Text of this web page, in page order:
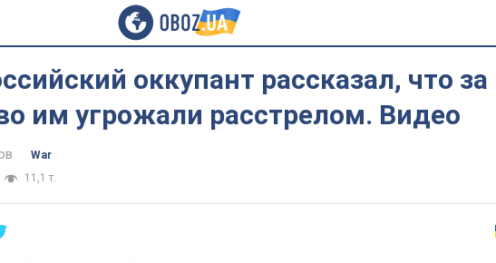
оккупант рассказал, что за
им угрожали расстрелом. Видео
War
11,1 т.